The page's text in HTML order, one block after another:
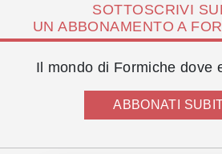
SOTTOSCRIVI
UN ABBONAMENTO A
Il mondo di Formiche dove
ABBONATI